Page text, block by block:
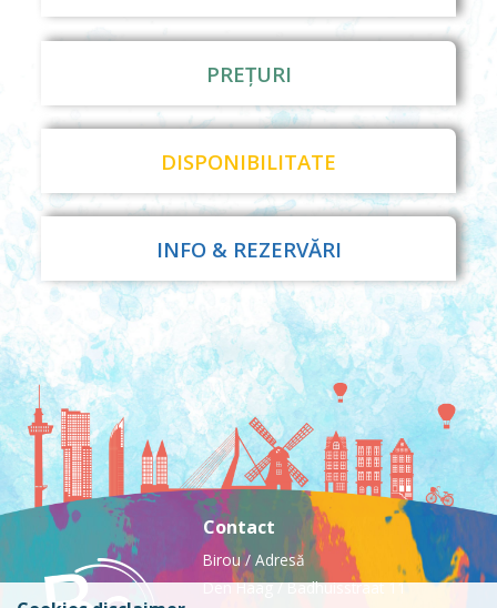
PREȚURI
DISPONIBILITATE
INFO & REZERVĂRI
Contact
Birou / Adresă
Den Haag / Badhuisstraat 11